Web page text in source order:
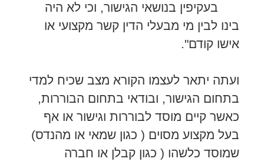
בעקיפין בנושאי הגישור, וכי לא היה
בינו לבין מי מבעלי הדין קשר מקצועי או
אישו קודם".
ועתה יתאר לעצמו הקורא מצב שכיח למדי
בתחום הגישור, ובודאי בתחום הבוררות,
כאשר קיים מוסד לבוררות וגישור או אף
בעל מקצוע מסוים ( כגון שמאי או מהנדס)
שמוסד כלשהו ( כגון קבלן או חברה